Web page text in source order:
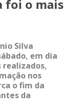
foi o mais
Silva
em dia
realizados,
nos
o fim da
da